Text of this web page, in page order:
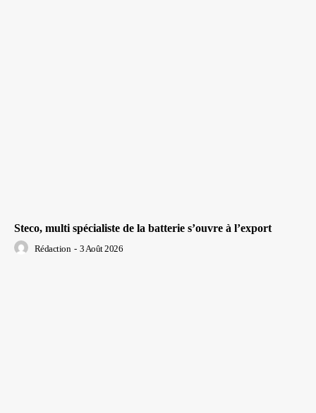
Steco, multi spécialiste de la batterie s’ouvre à l’export
Rédaction - 3 Août 2026